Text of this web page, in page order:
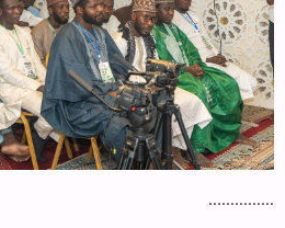
...............